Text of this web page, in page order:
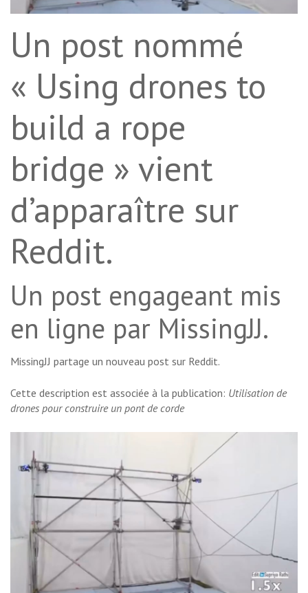
Un post nommé
« Using drones to
build a rope
bridge » vient
d’apparaître sur
Reddit.
Un post engageant mis
en ligne par MissingJJ.
MissingJJ partage un nouveau post sur Reddit.
Cette description est associée à la publication: Utilisation de
drones pour construire un pont de corde